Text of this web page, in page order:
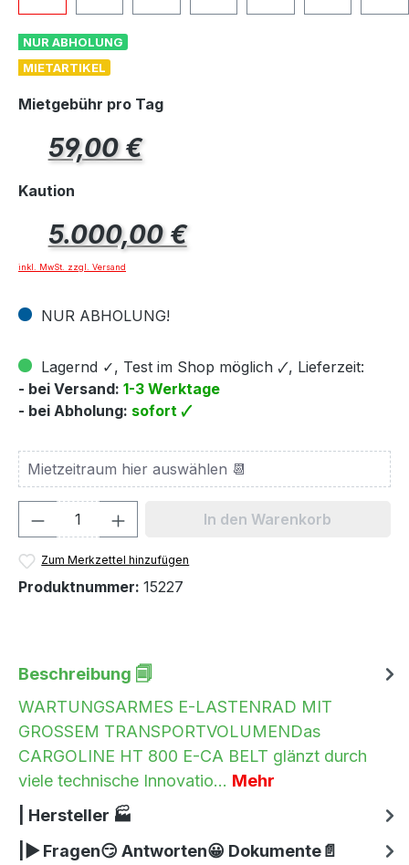
NUR ABHOLUNG
MIETARTIKEL
Mietgebühr pro Tag
Regulärer Preis:
59,00 €
Kaution
Regulärer Preis:
5.000,00 €
inkl. MwSt. zzgl. Versand
NUR ABHOLUNG!
Lagernd ✓, Test im Shop möglich 🗸, Lieferzeit:
- bei Versand: 1-3 Werktage
- bei Abholung: sofort 🗸
Produkt Anzahl: Gib denIn den Warenkorb
Zum Merkzettel hinzufügen
Produktnummer: 15227
Beschreibung 🗐
WARTUNGSARMES E-LASTENRAD MIT
GROSSEM TRANSPORTVOLUMENDas
CARGOLINE HT 800 E-CA BELT glänzt durch
viele technische Innovatio… Mehr
| Hersteller 🏭
|▶ Fragen😏 Antworten😀 Dokumente📄